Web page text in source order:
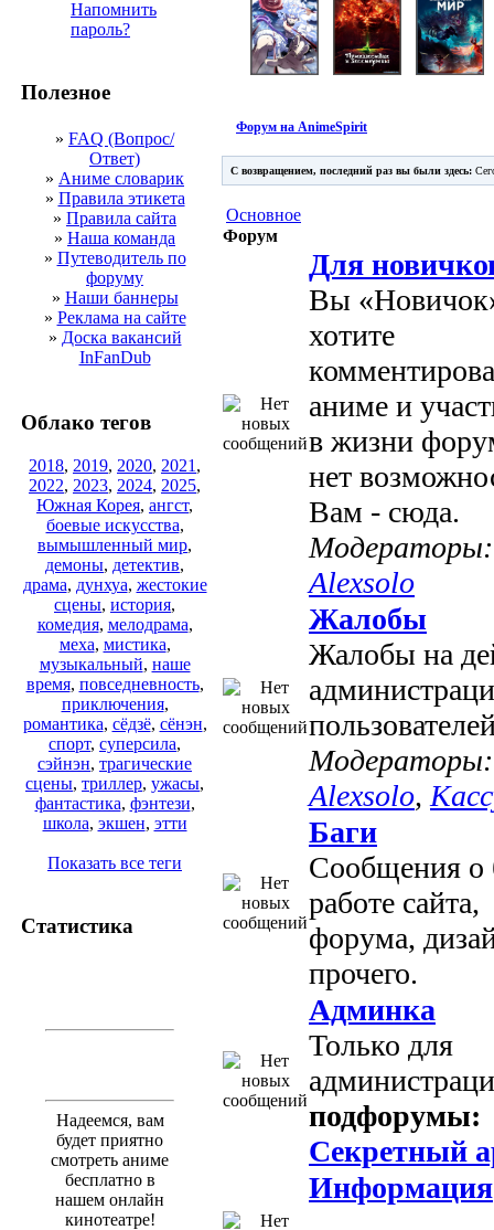
Напомнить
пароль?
Полезное
» FAQ (Вопрос/
Ответ)
» Аниме словарик
» Правила этикета
» Правила сайта
» Наша команда
» Путеводитель по
форуму
» Наши баннеры
» Реклама на сайте
» Доска вакансий
InFanDub
Облако тегов
2018, 2019, 2020, 2021 ,
2022, 2023, 2024, 2025,
Южная Корея, ангст,
боевые искусства,
вымышленный мир,
демоны, детектив,
драма, дунхуа, жестокие
сцены, история,
комедия, мелодрама,
меха, мистика,
музыкальный, наше
время, повседневность,
приключения,
романтика, сёдзё, сёнэн,
спорт, суперсила,
сэйнэн, трагические
сцены, триллер, ужасы,
фантастика, фэнтези,
школа, экшен, этти
Показать все теги
Статистика
Надеемся, вам
будет приятно
смотреть аниме
бесплатно в
нашем онлайн
кинотеатре!
Форум на AnimeSpirit
С возвращением, последний раз вы были здесь:
Основное
Форум
Для
Вы
хотите
аниме и
в жизни
нет
Вам - сюда.
Модераторы:
Alexsolo
Жалобы
Жалобы на
Модераторы:
Alexsolo,
Баги
Сообщения о
работе сайта,
форума,
прочего.
Админка
Только для
подфорумы:
Секретный
Информация